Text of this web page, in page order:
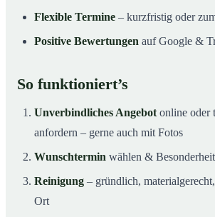
Flexible Termine – kurzfristig oder
Positive Bewertungen auf Google &
So funktioniert’s
Unverbindliches Angebot online oder
anfordern – gerne auch mit Fotos
Wunschtermin wählen &
Reinigung – gründlich,
Ort